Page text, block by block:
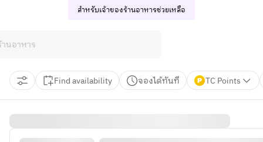
สำหรับเจ้าของร้านอาหารช่วยเหลือ
Find availability จองได้ทันที TC Points